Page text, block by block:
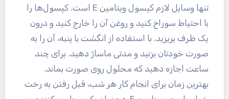
تنها وسایل لازم کپسول ویتامین E است. کپسول‌ها را
با احتیاط سوراخ کنید و روغن آن را خارج کنید و درون
یک ظرف بریزید. با استفاده از انگشت با پنبه، آن را به
صورت خودتان بزنید و مدتی ماساژ دهید. برای چند
ساعت اجازه دهید که محلول روی صورت بماند.
بهترین زمان برای انجام کار هر شب، قبل رفتن به رخت